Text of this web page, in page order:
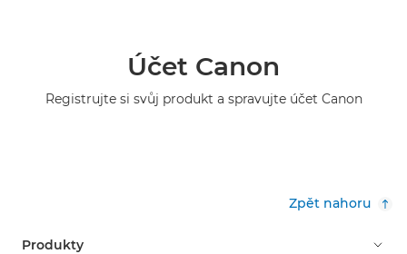
Účet Canon
Registrujte si svůj produkt a spravujte účet Canon
Zpět nahoru
Produkty